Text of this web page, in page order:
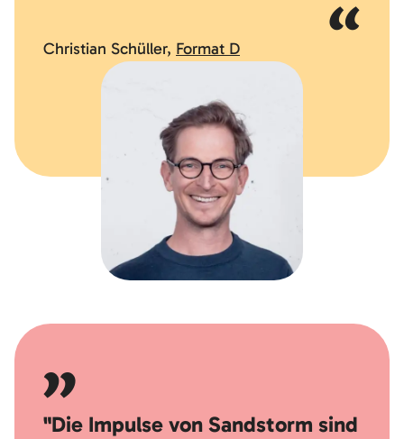
Christian Schüller, Format D
"Die Impulse von Sandstorm sind